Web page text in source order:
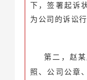
下，签署起诉
为公司的诉讼行
第二，赵
照、公司公章